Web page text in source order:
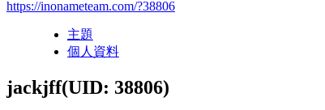
https://inonameteam.com/?38806
主題
個人資料
jackjff(UID: 38806)